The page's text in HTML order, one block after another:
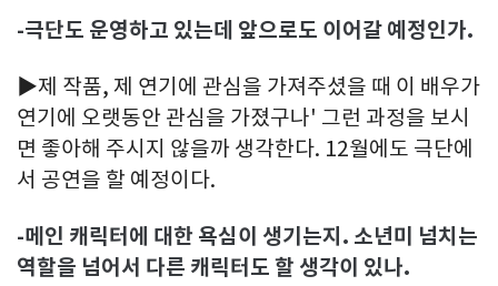
-극단도 운영하고 있는데 앞으로도 이어갈 예정인가.
▶제 작품, 제 연기에 관심을 가져주셨을 때 이 배우가
연기에 오랫동안 관심을 가졌구나' 그런 과정을 보시
면 좋아해 주시지 않을까 생각한다. 12월에도 극단에
서 공연을 할 예정이다.
-메인 캐릭터에 대한 욕심이 생기는지. 소년미 넘치는
역할을 넘어서 다른 캐릭터도 할 생각이 있나.